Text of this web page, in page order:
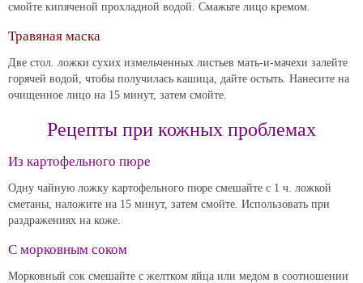
смойте кипяченой прохладной водой. Смажьте лицо кремом.
Травяная маска
Две стол. ложки сухих измельченных листьев мать-и-мачехи залейте
горячей водой, чтобы получилась кашица, дайте остыть. Нанесите на
очищенное лицо на 15 минут, затем смойте.
Рецепты при кожных проблемах
Из картофельного пюре
Одну чайную ложку картофельного пюре смешайте с 1 ч. ложкой
сметаны, наложите на 15 минут, затем смойте. Использовать при
раздражениях на коже.
С морковным соком
Морковный сок смешайте с желтком яйца или медом в соотношении